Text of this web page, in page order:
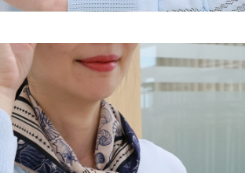
後付」時，將依據個別帳號之用戶狀況，依本公司即
額度；若仍有額度不足之情形，本公司將視審查結果
。
帳號或使用他人資訊註冊。若發現惡意使用之情形，
將有權停止該用戶之使用額度並採取法律行動。
含以上)免運費